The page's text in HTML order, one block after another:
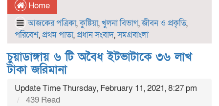
Home
আজকের পত্রিকা,কুষ্টিয়া,খুলনা বিভাগ,জীবন ও প্রকৃতি,
পরিবেশ,প্রথম পাতা,প্রধান সংবাদ,সমগ্রবাংলা
চুয়াডাঙ্গায় ৬ টি অবৈধ ইটভাটাকে ৩৬ লাখ
টাকা জরিমানা
Update Time Thursday, February 11, 2021, 8:27 pm
439 Read